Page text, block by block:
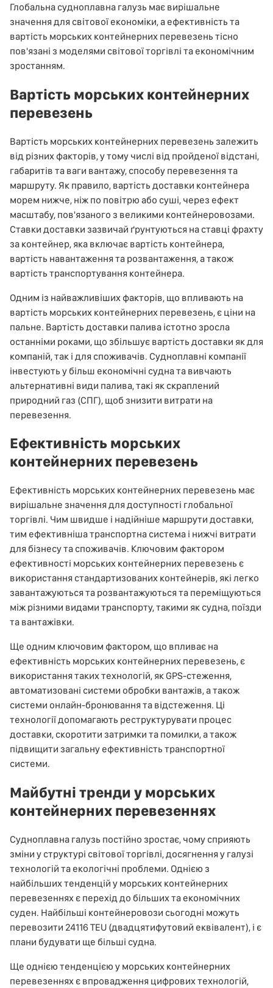
Глобальна судноплавна галузь має вирішальне
значення для світової економіки, а ефективність та
вартість морських контейнерних перевезень тісно
пов'язані з моделями світової торгівлі та економічним
зростанням.
Вартість морських контейнерних
перевезень
Вартість морських контейнерних перевезень залежить
від різних факторів, у тому числі від пройденої відстані,
габаритів та ваги вантажу, способу перевезення та
маршруту. Як правило, вартість доставки контейнера
морем нижче, ніж по повітрю або суші, через ефект
масштабу, пов'язаного з великими контейнеровозами.
Ставки доставки зазвичай ґрунтуються на ставці фрахту
за контейнер, яка включає вартість контейнера,
вартість навантаження та розвантаження, а також
вартість транспортування контейнера.
Одним із найважливіших факторів, що впливають на
вартість морських контейнерних перевезень, є ціни на
пальне. Вартість доставки палива істотно зросла
останніми роками, що збільшує вартість доставки як для
компаній, так і для споживачів. Судноплавні компанії
інвестують у більш економічні судна та вивчають
альтернативні види палива, такі як скраплений
природний газ (СПГ), щоб знизити витрати на
перевезення.
Ефективність морських
контейнерних перевезень
Ефективність морських контейнерних перевезень має
вирішальне значення для доступності глобальної
торгівлі. Чим швидше і надійніше маршрути доставки,
тим ефективніша транспортна система і нижчі витрати
для бізнесу та споживачів. Ключовим фактором
ефективності морських контейнерних перевезень є
використання стандартизованих контейнерів, які легко
завантажуються та розвантажуються та переміщуються
між різними видами транспорту, такими як судна, поїзди
та вантажівки.
Ще одним ключовим фактором, що впливає на
ефективність морських контейнерних перевезень, є
використання таких технологій, як GPS-стеження,
автоматизовані системи обробки вантажів, а також
системи онлайн-бронювання та відстеження. Ці
технології допомагають реструктурувати процес
доставки, скоротити затримки та помилки, а також
підвищити загальну ефективність транспортної
системи.
Майбутні тренди у морських
контейнерних перевезеннях
Судноплавна галузь постійно зростає, чому сприяють
зміни у структурі світової торгівлі, досягнення у галузі
технологій та екологічні проблеми. Однією з
найбільших тенденцій у морських контейнерних
перевезеннях є перехід до більших та економічних
суден. Найбільші контейнеровози сьогодні можуть
перевозити 24116 TEU (двадцятифутовий еквівалент), і є
плани будувати ще більші судна.
Ще однією тенденцією у морських контейнерних
перевезеннях є впровадження цифрових технологій,